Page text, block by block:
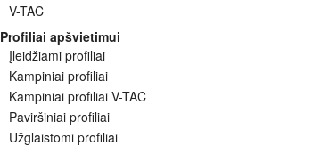
V-TAC
Profiliai apšvietimui
Įleidžiami profiliai
Kampiniai profiliai
Kampiniai profiliai V-TAC
Paviršiniai profiliai
Užglaistomi profiliai